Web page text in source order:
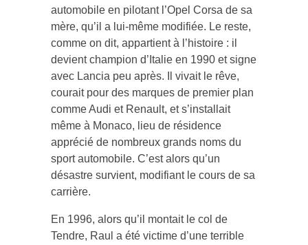
automobile en pilotant l’Opel Corsa de sa
mère, qu’il a lui-même modifiée. Le reste,
comme on dit, appartient à l’histoire : il
devient champion d’Italie en 1990 et signe
avec Lancia peu après. Il vivait le rêve,
courait pour des marques de premier plan
comme Audi et Renault, et s’installait
même à Monaco, lieu de résidence
apprécié de nombreux grands noms du
sport automobile. C’est alors qu’un
désastre survient, modifiant le cours de sa
carrière.
En 1996, alors qu’il montait le col de
Tendre, Raul a été victime d’une terrible